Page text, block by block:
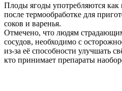
Плоды ягоды употребляются
после термообработке для
соков и варенья.
Отмечено, что людям
сосудов, необходимо с
из-за её способности улучшать
кто принимает препараты